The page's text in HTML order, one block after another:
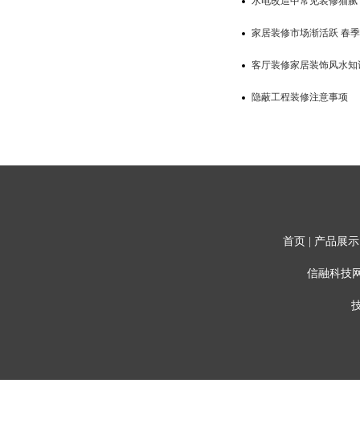
家居装修市场渐活跃 春
客厅装修家居装饰风水知
隐蔽工程装修注意事项
首页 产品展示
信融科技